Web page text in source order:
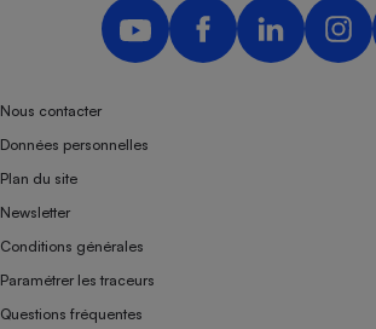
Nous contacter
Données personnelles
Plan du site
Newsletter
Conditions générales
Paramétrer les traceurs
Questions fréquentes